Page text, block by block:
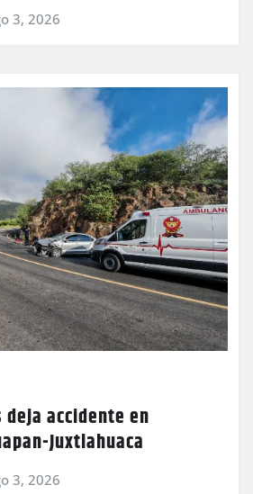
3, 2026
accidente en
Juxtlahuaca
3, 2026